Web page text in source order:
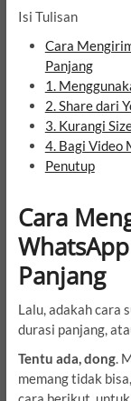
Isi Tulisan
Cara
Panjang
1.
2. Share dari
3. Kurangi
4. Bagi Video
Penutup
Cara
Panjang
Lalu, adakah cara
durasi panjang,
Tentu ada, dong.
memang tidak